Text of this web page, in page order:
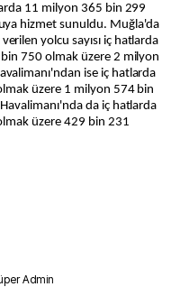
11 milyon 365 bin 299
hizmet sunuldu. Muğla'da
yolcu sayısı iç hatlarda
750 olmak üzere 2 milyon
ise iç hatlarda
üzere 1 milyon 574 bin
da iç hatlarda
üzere 429 bin 231
Admin